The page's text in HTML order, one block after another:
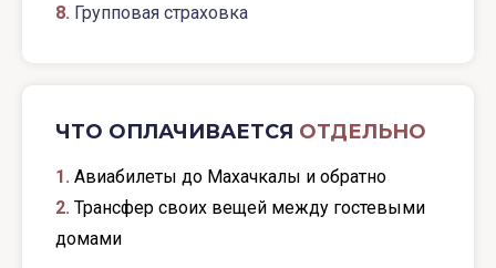
8. Групповая страховка
ЧТО ОПЛАЧИВАЕТСЯ ОТДЕЛЬНО
1. Авиабилеты до Махачкалы и обратно
2. Трансфер своих вещей между гостевыми
домами